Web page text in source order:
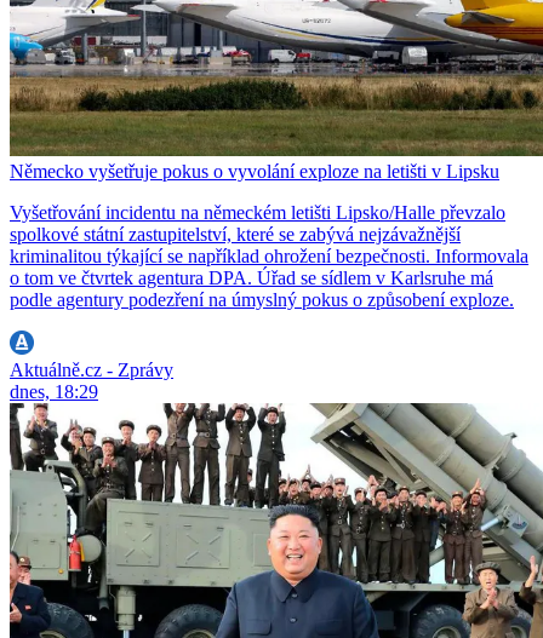
Německo vyšetřuje pokus o vyvolání exploze na letišti v Lipsku
Vyšetřování incidentu na německém letišti Lipsko/Halle převzalo
spolkové státní zastupitelství, které se zabývá nejzávažnější
kriminalitou týkající se například ohrožení bezpečnosti. Informovala
o tom ve čtvrtek agentura DPA. Úřad se sídlem v Karlsruhe má
podle agentury podezření na úmyslný pokus o způsobení exploze.
Aktuálně.cz - Zprávy
dnes, 18:29